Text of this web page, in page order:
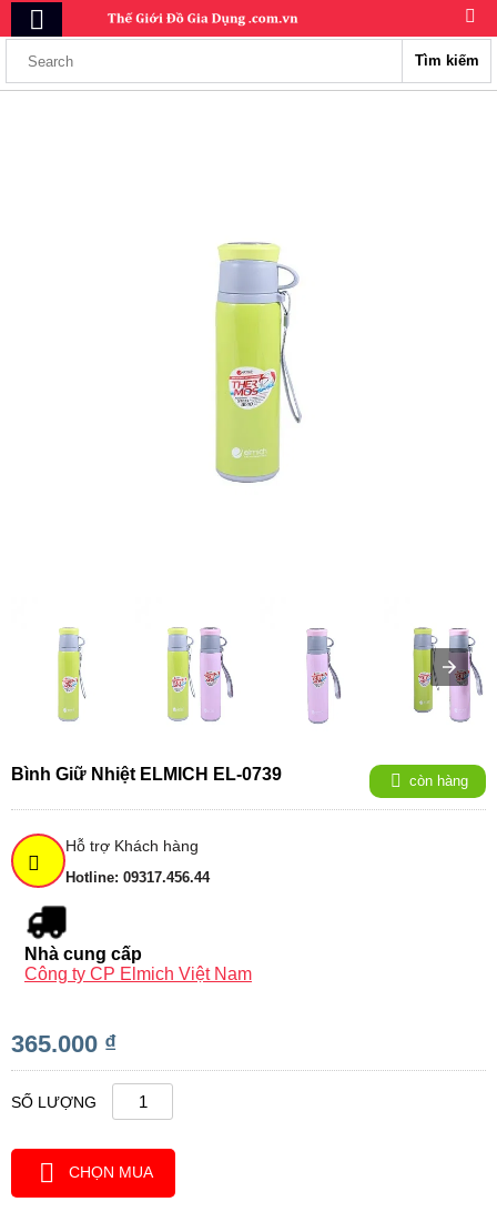
Tìm kiếm
Bình Giữ Nhiệt ELMICH EL-0739 còn hàng
Hỗ trợ Khách hàng
Hotline: 09317.456.44
Nhà cung cấp
Công ty CP Elmich Việt Nam
365.000 ₫
SỐ LƯỢNG
CHỌN MUA